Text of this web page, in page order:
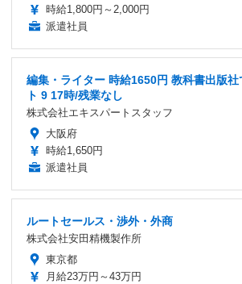
時給1,800円～2,000円
派遣社員
編集・ライター 時給1650円 教科書出版
ト 9 17時/残業なし
株式会社エキスパートスタッフ
大阪府
時給1,650円
派遣社員
ルートセールス・渉外・外商
株式会社安田精機製作所
東京都
月給23万円～43万円